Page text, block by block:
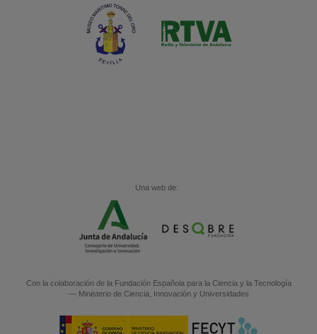
Una web de:
Con la colaboración de la Fundación Española para la Ciencia y la Tecnología
— Ministerio de Ciencia, Innovación y Universidades